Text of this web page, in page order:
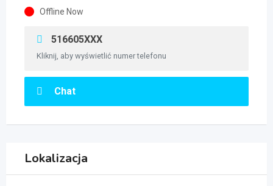
Offline Now
516605XXX
Kliknij, aby wyświetlić numer telefonu
Chat
Lokalizacja